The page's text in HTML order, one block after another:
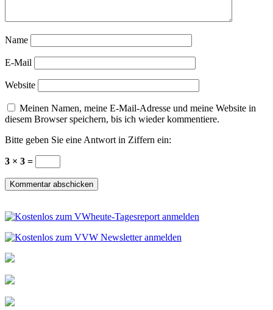
Name
E-Mail
Website
Meinen Namen, meine E-Mail-Adresse und meine Website in
diesem Browser speichern, bis ich wieder kommentiere.
Bitte geben Sie eine Antwort in Ziffern ein:
3 × 3 =